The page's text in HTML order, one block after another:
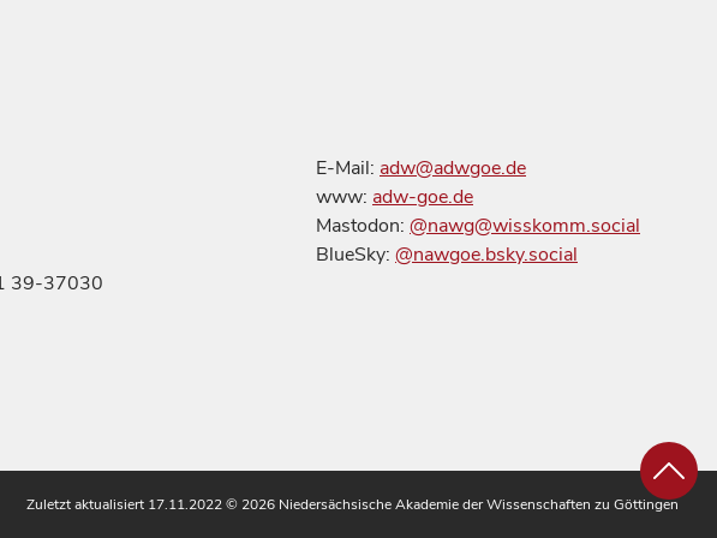
39-37030
E-Mail: adw@adwgoe.de
www: adw-goe.de
Mastodon: @nawg@wisskomm.social
BlueSky: @nawgoe.bsky.social
Zuletzt aktualisiert 17.11.2022© 2026 Niedersächsische Akademie der Wissenschaften zu Göttingen